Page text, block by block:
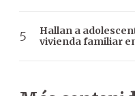
Hallan a
vivienda familiar